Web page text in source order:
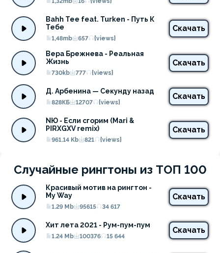
Bahh Tee feat. Turken - Путь К
Тебе
1,48mb 657 {views}
Скачать
Вера Брежнева - Реальная
Жизнь
730kb 777 {views}
Скачать
Д. Арбенина — Секунду назад
828КБ 12707 {views}
Скачать
NЮ - Если сгорим (Mari &
PIRXGXV remix)
961.14 Kb 821 {views}
Скачать
Случайные рингтоны из ТОП 100
Красивый мотив на рингтон -
My Way
1.29 Mb 95615 34 617
Скачать
Хит лета 2021 - Рум-пум-пум
1.24 Mb 100376 15 644
Скачать